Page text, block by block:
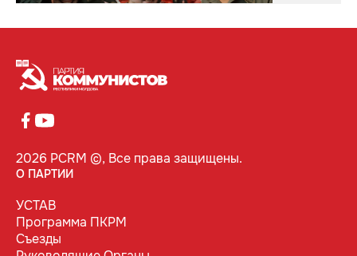
2026 PCRM ©, Все права защищены.
О ПАРТИИ
УСТАВ
Программа ПКРМ
Съезды